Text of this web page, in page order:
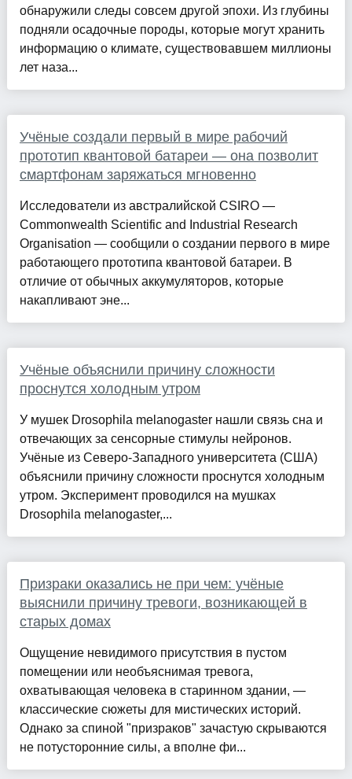
обнаружили следы совсем другой эпохи. Из глубины
подняли осадочные породы, которые могут хранить
информацию о климате, существовавшем миллионы
лет наза...
Учёные создали первый в мире рабочий
прототип квантовой батареи — она позволит
смартфонам заряжаться мгновенно
Исследователи из австралийской CSIRO —
Commonwealth Scientific and Industrial Research
Organisation — сообщили о создании первого в мире
работающего прототипа квантовой батареи. В
отличие от обычных аккумуляторов, которые
накапливают эне...
Учёные объяснили причину сложности
проснутся холодным утром
У мушек Drosophila melanogaster нашли связь сна и
отвечающих за сенсорные стимулы нейронов.
Учёные из Северо-Западного университета (США)
объяснили причину сложности проснутся холодным
утром. Эксперимент проводился на мушках
Drosophila melanogaster,...
Призраки оказались не при чем: учёные
выяснили причину тревоги, возникающей в
старых домах
Ощущение невидимого присутствия в пустом
помещении или необъяснимая тревога,
охватывающая человека в старинном здании, —
классические сюжеты для мистических историй.
Однако за спиной "призраков" зачастую скрываются
не потусторонние силы, а вполне фи...